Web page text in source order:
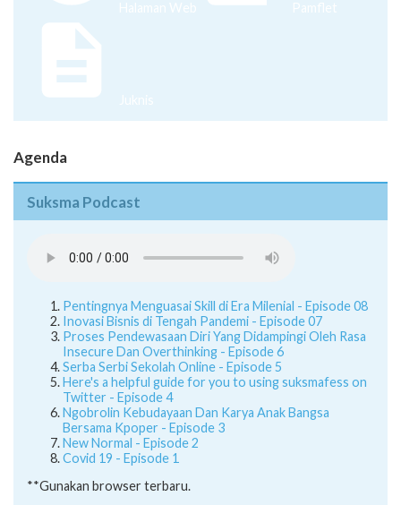
Halaman Web Pamflet
Juknis
Agenda
Suksma Podcast
Pentingnya Menguasai Skill di Era Milenial - Episode 08
Inovasi Bisnis di Tengah Pandemi - Episode 07
Proses Pendewasaan Diri Yang Didampingi Oleh Rasa
Insecure Dan Overthinking - Episode 6
Serba Serbi Sekolah Online - Episode 5
Here's a helpful guide for you to using suksmafess on
Twitter - Episode 4
Ngobrolin Kebudayaan Dan Karya Anak Bangsa
Bersama Kpoper - Episode 3
New Normal - Episode 2
Covid 19 - Episode 1
**Gunakan browser terbaru.